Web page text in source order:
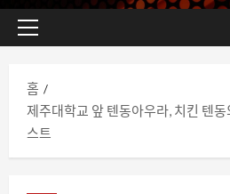
가
기
메
뉴
홈
제주대학교 앞 텐동아우라, 치킨 텐
스트